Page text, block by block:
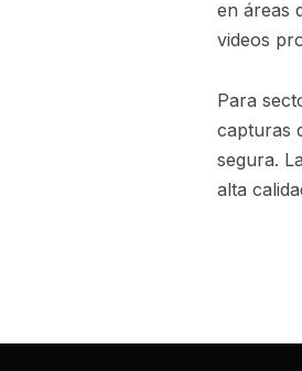
en áreas
videos
Para
capturas
segura.
alta